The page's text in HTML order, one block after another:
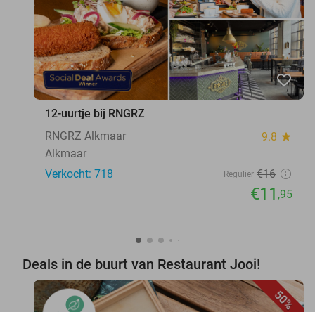
favorite_border
12-uurtje bij RNGRZ
RNGRZ Alkmaar
9.8 star
Alkmaar
Verkocht: 718
Regulier €16
€11 ,95
Deals in de buurt van Restaurant Jooi!
50%